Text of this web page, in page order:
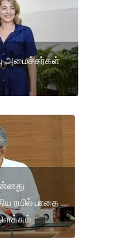
அமைச்சர்கள்
ரயில் பாதை